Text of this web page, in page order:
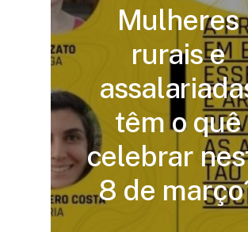
Mulheres
rurais e
têm o quê
celebrar
8 de